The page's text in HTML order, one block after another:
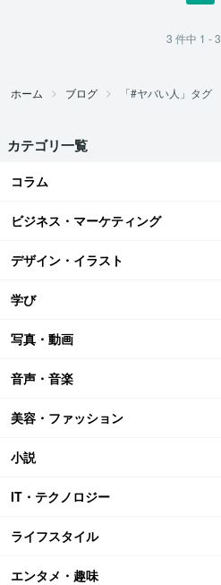
3 件中 1 - 3
ホーム ブログ 「#ヤバい人」タグ
カテゴリ一覧
コラム
ビジネス・マーケティング
デザイン・イラスト
学び
写真・動画
音声・音楽
美容・ファッション
小説
IT・テクノロジー
ライフスタイル
エンタメ・趣味